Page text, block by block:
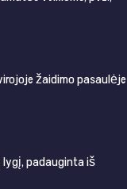
žaidimo pasaulėje
padauginta iš